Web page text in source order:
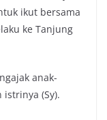
ikut bersama
ke Tanjung
anak-
(Sy).